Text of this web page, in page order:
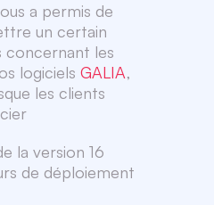
a permis de
un certain
concernant les
logiciels GALIA,
les clients
la version 16
de déploiement